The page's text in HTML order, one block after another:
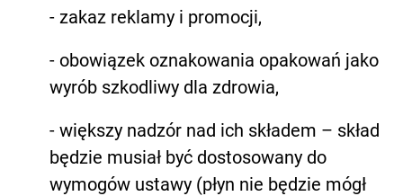
- zakaz reklamy i promocji,
- obowiązek oznakowania opakowań jako
wyrób szkodliwy dla zdrowia,
- większy nadzór nad ich składem – skład
będzie musiał być dostosowany do
wymogów ustawy (płyn nie będzie mógł